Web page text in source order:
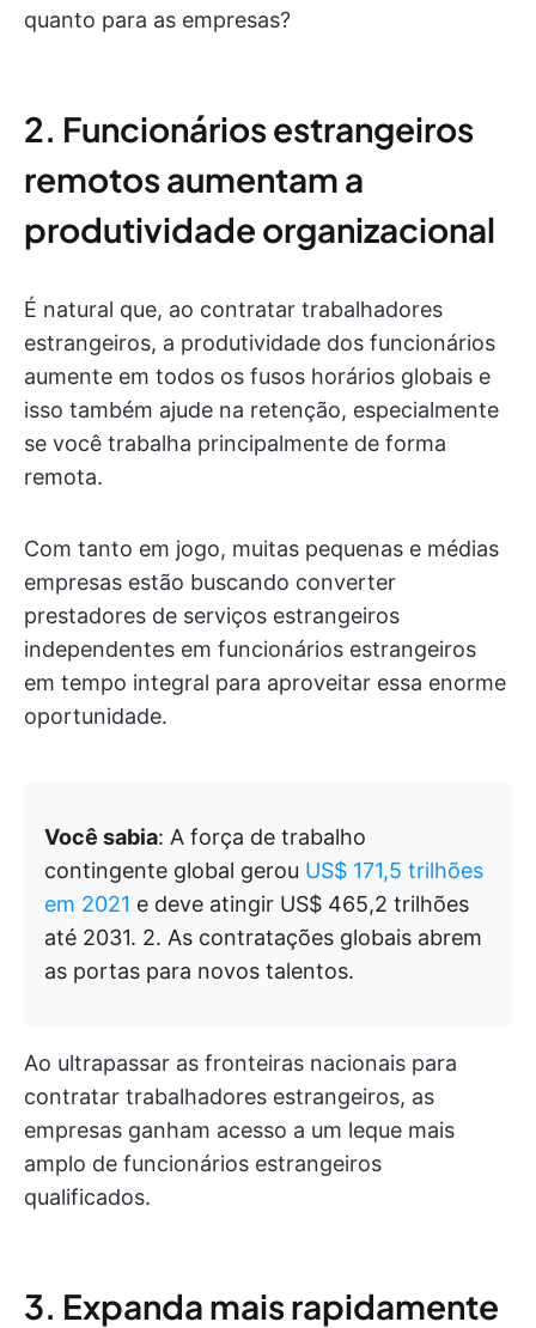
quanto para as empresas?
2. Funcionários estrangeiros
remotos aumentam a
produtividade organizacional
É natural que, ao contratar trabalhadores
estrangeiros, a produtividade dos funcionários
aumente em todos os fusos horários globais e
isso também ajude na retenção, especialmente
se você trabalha principalmente de forma
remota.
Com tanto em jogo, muitas pequenas e médias
empresas estão buscando converter
prestadores de serviços estrangeiros
independentes em funcionários estrangeiros
em tempo integral para aproveitar essa enorme
oportunidade.
Você sabia: A força de trabalho
contingente global gerou US$ 171,5 trilhões
em 2021 e deve atingir US$ 465,2 trilhões
até 2031. 2. As contratações globais abrem
as portas para novos talentos.
Ao ultrapassar as fronteiras nacionais para
contratar trabalhadores estrangeiros, as
empresas ganham acesso a um leque mais
amplo de funcionários estrangeiros
qualificados.
3. Expanda mais rapidamente